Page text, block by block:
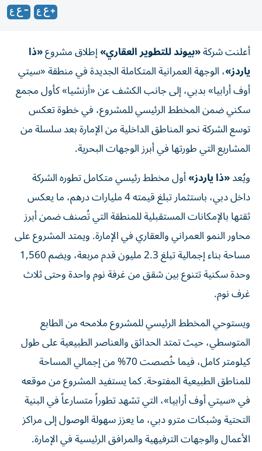
أعلنت شركة«بيوند للتطوير العقاري»إطلاق مشروع«ذا
ياردز»، الوجهة العمرانية المتكاملة الجديدة في منطقة «سيتي
أوف أرابيا» بدبي، إلى جانب الكشف عن «أرنشيا» كأول مجمع
سكني ضمن المخطط الرئيسي للمشروع، في خطوة تعكس
توسع الشركة نحو المناطق الداخلية من الإمارة بعد سلسلة من
المشاريع التي طورتها في أبرز الوجهات البحرية.
ويُعد«ذا ياردز»أول مخطط رئيسي متكامل تطوره الشركة
داخل دبي، باستثمار تبلغ قيمته 4 مليارات درهم، ما يعكس
ثقتها بالإمكانات المستقبلية للمنطقة التي تُصنف ضمن أبرز
محاور النمو العمراني والعقاري في الإمارة. ويمتد المشروع على
مساحة بناء إجمالية تبلغ 2.3 مليون قدم مربعة، ويضم 1,560
وحدة سكنية تتنوع بين شقق من غرفة نوم واحدة وحتى ثلاث
غرف نوم.
ويستوحي المخطط الرئيسي للمشروع ملامحه من الطابع
المتوسطي، حيث تمتد الحدائق والعناصر الطبيعية على طول
كيلومتر كامل، فيما خُصصت 70% من إجمالي المساحة
للمناطق الطبيعية المفتوحة. كما يستفيد المشروع من موقعه
في «سيتي أوف أرابيا»، التي تشهد تطوراً متسارعاً في البنية
التحتية وشبكات مترو دبي، ما يعزز سهولة الوصول إلى مراكز
الأعمال والوجهات الترفيهية والمرافق الرئيسية في الإمارة.